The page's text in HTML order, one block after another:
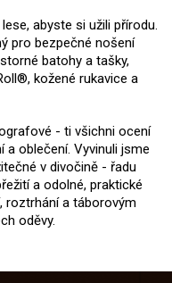
abyste si užili přírodu.
pro bezpečné nošení
batohy a tašky,
kožené rukavice a
- ti všichni ocení
a oblečení. Vyvinuli jsme
v divočině - řadu
a odolné, praktické
roztrhání a táborovým
oděvy.